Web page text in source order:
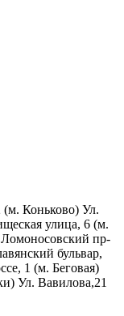
(м. Коньково) Ул.
улица, 6 (м.
пр-
бульвар,
1 (м. Беговая)
Ул. Вавилова,21